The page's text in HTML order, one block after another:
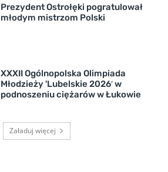
Prezydent Ostrołęki pogratulował
młodym mistrzom Polski
XXXII Ogólnopolska Olimpiada
Młodzieży 'Lubelskie 2026′ w
podnoszeniu ciężarów w Łukowie
Załaduj więcej